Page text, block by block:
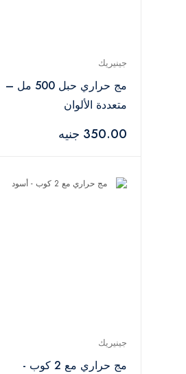
جينيريك
مج حراري حبل 500 مل –
متعددة الألوان
350.00 جنيه
جينيريك
مج حراري مع 2 كوب -